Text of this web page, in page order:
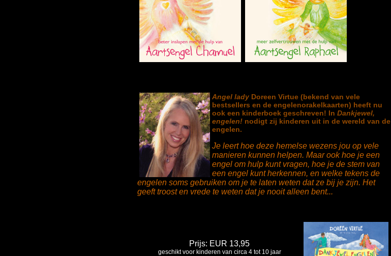
Angel lady Doreen Virtue (bekend van vele
bestsellers en de engelenorakelkaarten) heeft nu
ook een kinderboek geschreven! In Dankjewel,
engelen! nodigt zij kinderen uit in de wereld van de
engelen.
Je leert hoe deze hemelse wezens jou op vele
manieren kunnen helpen. Maar ook hoe je een
engel om hulp kunt vragen, hoe je de stem van
een engel kunt herkennen, en welke tekens de
engelen soms gebruiken om je te laten weten dat ze bij je zijn. Het
geeft troost en vrede te weten dat je nooit alleen bent...
Prijs: EUR 13,95
geschikt voor kinderen van circa 4 tot 10 jaar